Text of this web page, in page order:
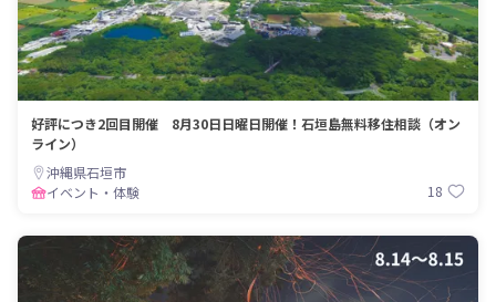
好評につき2回目開催 8月30日日曜日開催！石垣島無料移住相談（オン
ライン）
沖縄県石垣市
イベント・体験
18